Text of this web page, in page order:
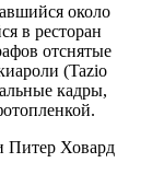
около
в ресторан
отснятые
(Tazio
кадры,
Питер Ховард